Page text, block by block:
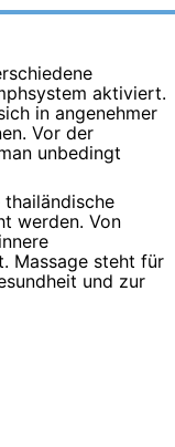
aktiviert.
in angenehmer
Vor der
unbedingt
werden. Von
Massage steht für
und zur